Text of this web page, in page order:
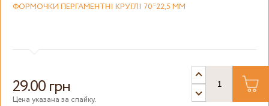
ФОРМОЧКИ ПЕРГАМЕНТНІ КРУГЛІ 70*22,5 ММ
29.00 грн
Цена указана за спайку.